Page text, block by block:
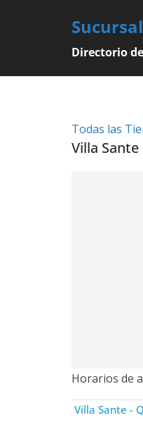
Directorio
Todas las
Villa
Horarios de
Villa Sante -